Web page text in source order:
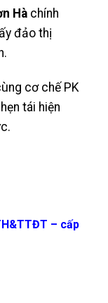
Hà chính
đảo thị
cơ chế PK
tái hiện
– cấp